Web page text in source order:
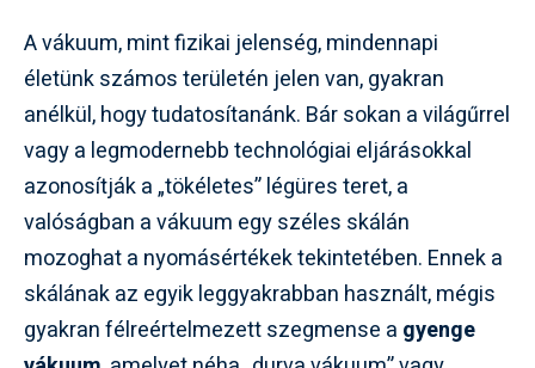
A vákuum, mint fizikai jelenség, mindennapi
életünk számos területén jelen van, gyakran
anélkül, hogy tudatosítanánk. Bár sokan a világűrrel
vagy a legmodernebb technológiai eljárásokkal
azonosítják a „tökéletes” légüres teret, a
valóságban a vákuum egy széles skálán
mozoghat a nyomásértékek tekintetében. Ennek a
skálának az egyik leggyakrabban használt, mégis
gyakran félreértelmezett szegmense a gyenge